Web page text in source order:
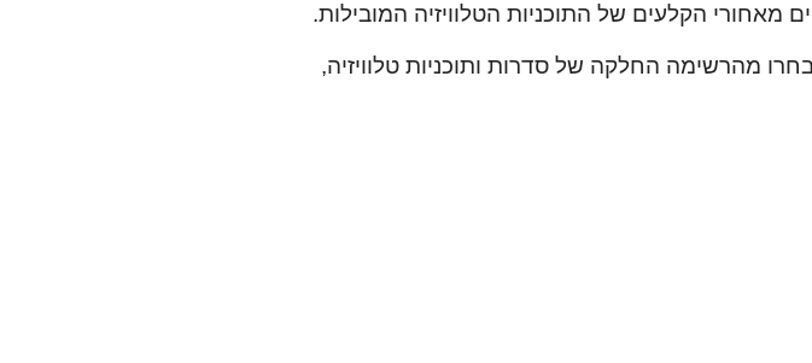
מאחורי הקלעים של התוכניות הטלוויזיה המובילות.
מהרשימה החלקה של סדרות ותוכניות טלוויזיה,